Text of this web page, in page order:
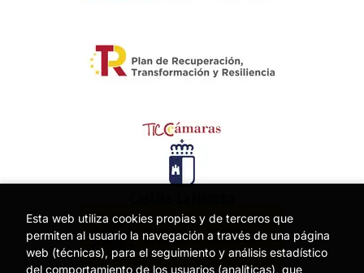
Esta web utiliza cookies propias y de terceros que
permiten al usuario la navegación a través de una página
web (técnicas), para el seguimiento y análisis estadístico
del comportamiento de los usuarios (analíticas), que